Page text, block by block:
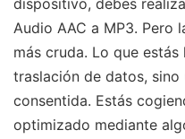
dispositivo, debes
Audio AAC a MP3. Pero
más cruda. Lo que
traslación de datos,
consentida. Estás
optimizado mediante